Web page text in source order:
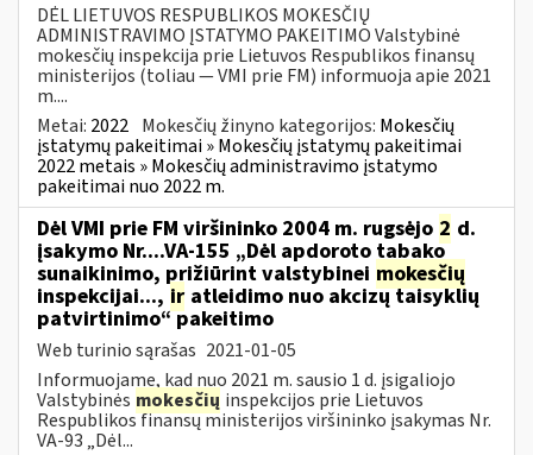
DĖL LIETUVOS RESPUBLIKOS MOKESČIŲ
ADMINISTRAVIMO ĮSTATYMO PAKEITIMO Valstybinė
mokesčių inspekcija prie Lietuvos Respublikos finansų
ministerijos (toliau — VMI prie FM) informuoja apie 2021
m....
Metai: 2022 Mokesčių žinyno kategorijos: Mokesčių
įstatymų pakeitimai » Mokesčių įstatymų pakeitimai
2022 metais » Mokesčių administravimo įstatymo
pakeitimai nuo 2022 m.
Dėl VMI prie FM viršininko 2004 m. rugsėjo 2 d.
įsakymo Nr....VA-155 „Dėl apdoroto tabako
sunaikinimo, prižiūrint valstybinei mokesčių
inspekcijai..., ir atleidimo nuo akcizų taisyklių
patvirtinimo“ pakeitimo
Web turinio sąrašas 2021-01-05
Informuojame, kad nuo 2021 m. sausio 1 d. įsigaliojo
Valstybinės mokesčių inspekcijos prie Lietuvos
Respublikos finansų ministerijos viršininko įsakymas Nr.
VA-93 „Dėl...